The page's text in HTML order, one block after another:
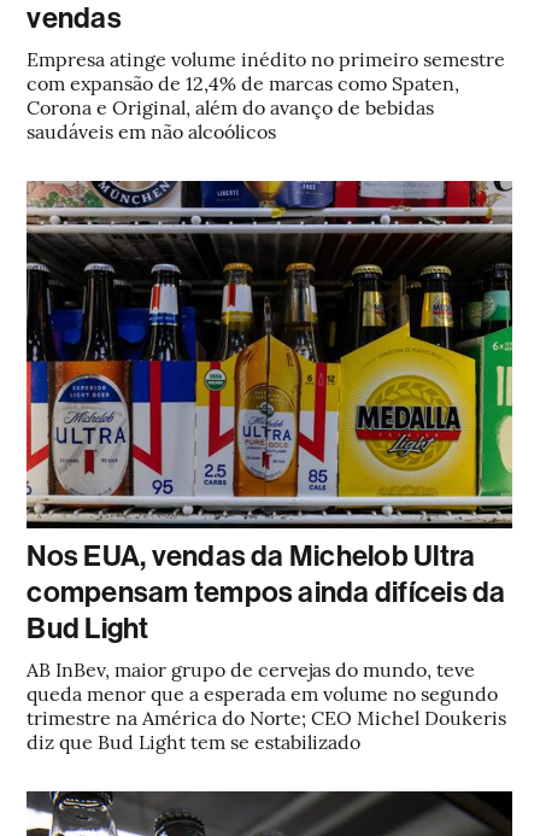
vendas
Empresa atinge volume inédito no primeiro semestre
com expansão de 12,4% de marcas como Spaten,
Corona e Original, além do avanço de bebidas
saudáveis em não alcoólicos
Nos EUA, vendas da Michelob Ultra
compensam tempos ainda difíceis da
Bud Light
AB InBev, maior grupo de cervejas do mundo, teve
queda menor que a esperada em volume no segundo
trimestre na América do Norte; CEO Michel Doukeris
diz que Bud Light tem se estabilizado